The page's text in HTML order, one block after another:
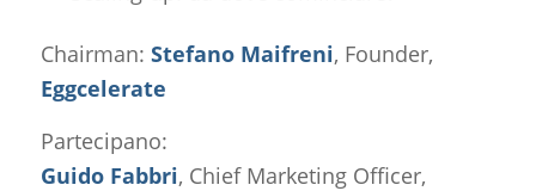
Chairman: Stefano Maifreni, Founder,
Eggcelerate
Partecipano:
Guido Fabbri, Chief Marketing Officer,